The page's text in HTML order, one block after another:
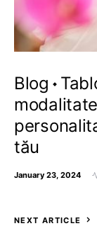
Blog
tău
January 23, 2024
NEXT ARTICLE